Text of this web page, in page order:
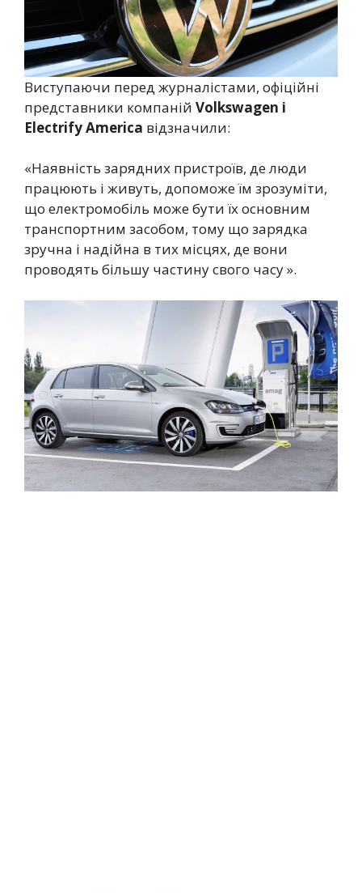
Виступаючи перед журналістами, офіційні
представники компаній Volkswagen і
Electrify America відзначили:
«Наявність зарядних пристроїв, де люди
працюють і живуть, допоможе їм зрозуміти,
що електромобіль може бути їх основним
транспортним засобом, тому що зарядка
зручна і надійна в тих місцях, де вони
проводять більшу частину свого часу ».